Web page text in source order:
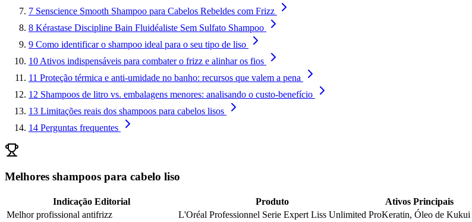
7 Senscience Smooth Shampoo para Cabelos Rebeldes com Frizz
8 Kérastase Discipline Bain Fluidéaliste Sem Sulfato Shampoo
9 Como identificar o shampoo ideal para o seu tipo de liso
10 Ativos indispensáveis para combater o frizz e alinhar os fios
11 Proteção térmica e anti-umidade no banho: recursos que valem a pena
12 Shampoos de litro vs. embalagens menores: analisando o custo-benefício
13 Limitações reais dos shampoos para cabelos lisos
14 Perguntas frequentes
Melhores shampoos para cabelo liso
Indicação Editorial Produto Ativos Principais
Melhor profissional antifrizz
L'Oréal Professionnel Serie Expert Liss Unlimited ProKeratin, Óleo de Kukui